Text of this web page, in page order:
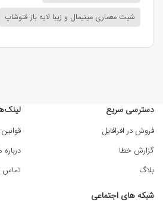
شیت معماری مینیمال و زیبا لایه باز فتوشاپ
دسترسی سریع
فروش در افرافایل
گزارش خطا
بلاگ
درباره
تماس
شبکه های اجتماعی